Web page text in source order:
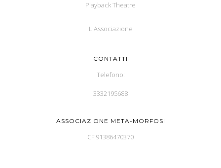
Playback Theatre
L'Associazione
CONTATTI
Telefono:
3332195688
ASSOCIAZIONE META-MORFOSI
CF 91386470370